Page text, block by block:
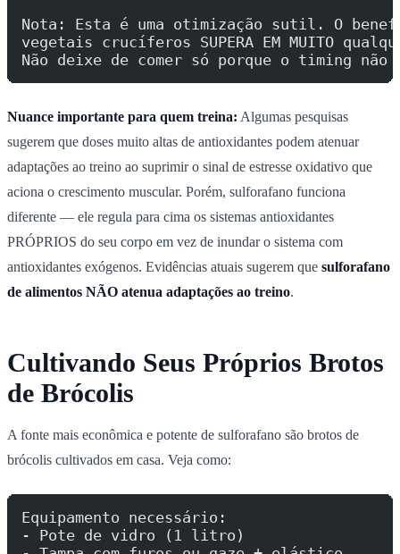
Nota: Esta é uma otimização sutil. O
vegetais crucíferos SUPERA EM MUITO
Não deixe de comer só porque o timing
Nuance importante para quem treina: Algumas pesquisas
sugerem que doses muito altas de antioxidantes podem atenuar
adaptações ao treino ao suprimir o sinal de estresse oxidativo que
aciona o crescimento muscular. Porém, sulforafano funciona
diferente — ele regula para cima os sistemas antioxidantes
PRÓPRIOS do seu corpo em vez de inundar o sistema com
antioxidantes exógenos. Evidências atuais sugerem que sulforafano
de alimentos NÃO atenua adaptações ao treino.
Cultivando Seus Próprios Brotos
de Brócolis
A fonte mais econômica e potente de sulforafano são brotos de
brócolis cultivados em casa. Veja como:
Equipamento necessário:
- Pote de vidro (1 litro)